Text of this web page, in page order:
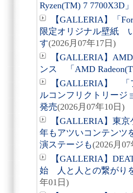
Ryzen(TM) 7
【GALLERIA】「
限定オリジナル壁紙
す(2026月07年17日)
【GALLERIA】
ンス 「AMD
【GALLERIA】 「
ルコンフリクトリージ
発売(2026月07年10日)
【GALLERIA】東
年もアツいコンテン
演ステージも(2026月
【GALLERIA】
始 人と人との繋がり
年01日)